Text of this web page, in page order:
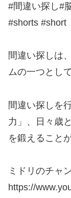
#間違い探し#
#shorts #short
間違い探しは
ムの一つとし
間違い探しを
力」、日々歳
を鍛えること
ミドリのチャ
https://